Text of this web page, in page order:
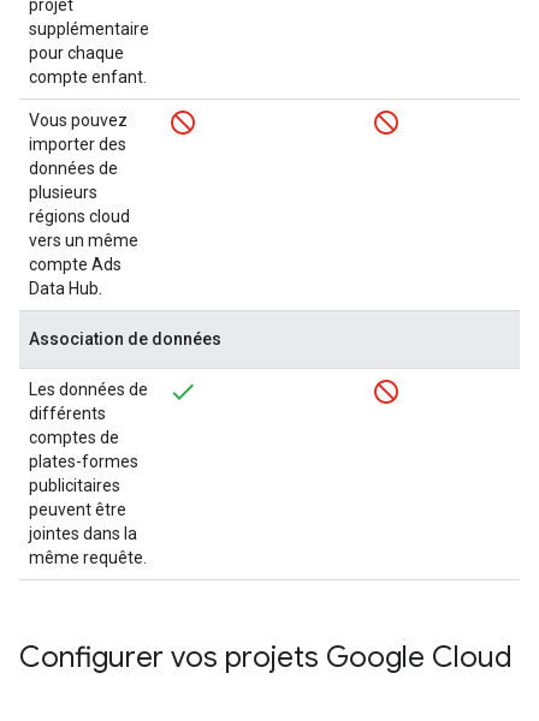
projet
supplémentaire
pour chaque
compte enfant.
Vous pouvez
importer des
données de
plusieurs
régions cloud
vers un même
compte Ads
Data Hub.
Association de données
Les données de
différents
comptes de
plates-formes
publicitaires
peuvent être
jointes dans la
même requête.
Configurer vos projets Google Cloud